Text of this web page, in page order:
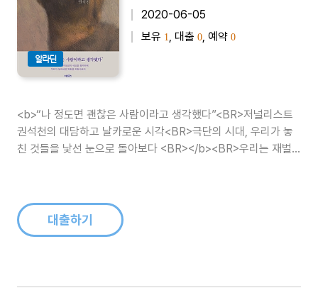
알라딘
2020-06-05
보유 1 , 대출 0 , 예약 0
<b>“나 정도면 괜찮은 사람이라고 생각했다”<BR>저널리스트
권석천의 대담하고 날카로운 시각<BR>극단의 시대, 우리가 놓
친 것들을 낯선 눈으로 돌아보다 <BR></b><BR>우리는 재벌
대출하기